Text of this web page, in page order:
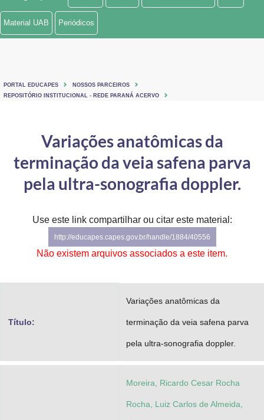
Ministério de Minas e Energia
Ministério do Turismo
Controladoria-Geral da União
Ministério da Mulher, da Família e dos Direitos Humanos
Secretaria de Governo
Gabinete de Segurança Institucional
Planalto
Material UAB Periódicos
PORTAL EDUCAPES
NOSSOS PARCEIROS
REPOSITÓRIO INSTITUCIONAL - REDE PARANÁ ACERVO
Variações anatômicas da
terminação da veia safena parva
pela ultra-sonografia doppler.
Use este link compartilhar ou citar este material:
http://educapes.capes.gov.br/handle/1884/40556
Não existem arquivos associados a este item.
Título:
Variações anatômicas da
terminação da veia safena parva
pela ultra-sonografia doppler.
Moreira, Ricardo Cesar Rocha
Rocha, Luiz Carlos de Almeida,